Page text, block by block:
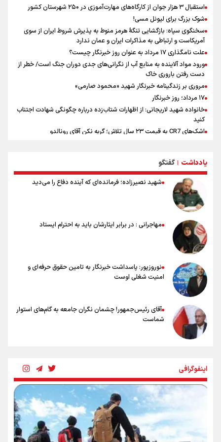
آتش‌سوزی ساختمان اداره مالیات اندونزی را ویران کرد
استقبال ۳ هزار جوان از کارگاه‌های مهارت‌آموزی در ۲۵۰ شهرستان کشور
شوک بزرگ برای لیونل مسی!
سخنگوی سپاه: بازگشایی تنگۀ هرمز منوط به پذیرش شروط ایران از سوی
آمریکاست و ارتباطی به مذاکرات ایران و عمان ندارد
علت نامگذاری ۱۷ مرداد به عنوان روز خبرنگار چیست؟
ورود مواد آلاینده به منابع آب از نگرانی‌های جدی دوران جنگ است/ خطر از
دست رفتن باروری خاک
مروری بر زندگینامه خبرنگار شهید «محمود صارمی»
۱۷ مرداد؛ روز خبرنگار
خانواده شهید لاریجانی: از اظهارات شتاب‌زده درباره چگونگی شهادت اجتناب
کنید
اشک‌های CR7 به قیمت ۲۳ سال تلاش؛ گریه نکن آقای رونالدو
تلاش مدام برای زنده نگه داشتن هنر ایرانی
نصرتی: پاسخ بیرانوند سنخیتی با صحبت‌های علی دایی نداشت/
ملی‌پوشان نباید از خودشان تعریف کنند!
خلعتبری: جای دو سه نفر در جام جهانی خالی بود/ تیم ملی نیاز به تغییر
نسل دارد/ دوست دارم آرژانتین قهرمان شود
شاهرخی: اندازه داشته‌هایمان از بازار جام جهانی برداشت کردیم/ دودستی
سرنوشت صعود را به تیم‌های دیگر سپردیم
عالمی: جام جهانی از مرحله حذفی جان گرفت/ درباره شیوه بازی تیم ملی
نقد وجود دارد
یادداشت | گفتگو
شهید نصیرزاده؛ فرمانده‌ای که آینده دفاع را می‌دید
مهاجرانی : در برابر ایثارشان باید به احترام ایستاد
نوروزپور: پاسداشت خبرنگار به تامین حقوق حرفه‌ای و
امنیت شغلی اوست
آقای رئیس‌جمهور! چشمان نگران جامعه به گام‌های استوار
شماست
بنزین؛ تدبیری برای حفظ امنیت انرژی
«هورامان»؛ میراثی که جهان را شیفته کرد
اینفوگرافی